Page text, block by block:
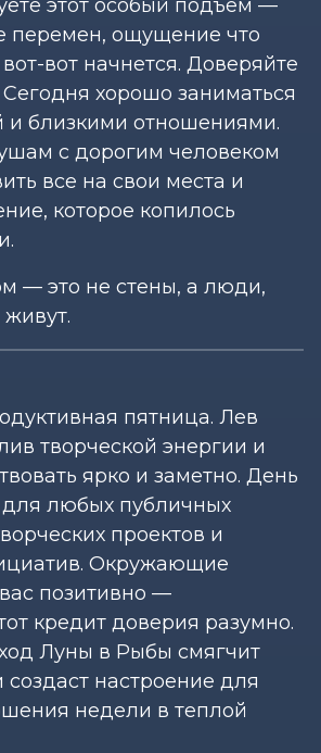
этот особый подъем —
перемен, ощущение что
вот начнется. Доверяйте
Сегодня хорошо заниматься
и близкими отношениями.
с дорогим человеком
все на свои места и
которое копилось
— это не стены, а люди,
пятница. Лев
творческой энергии и
ярко и заметно. День
для любых публичных
проектов и
Окружающие
позитивно —
кредит доверия разумно.
Луны в Рыбы смягчит
настроение для
недели в теплой